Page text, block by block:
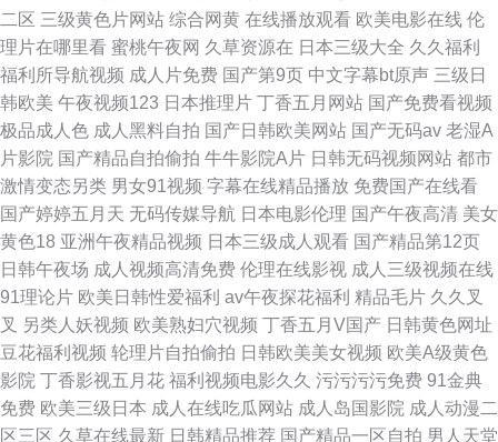
二区 三级黄色片网站 综合网黄 在线播放观看 欧美电影在线 伦
理片在哪里看 蜜桃午夜网 久草资源在 日本三级大全 久久福利
福利所导航视频 成人片免费 国产第9页 中文字幕bt原声 三级日
韩欧美 午夜视频123 日本推理片 丁香五月网站 国产免费看视频
极品成人色 成人黑料自拍 国产日韩欧美网站 国产无码av 老湿A
片影院 国产精品自拍偷拍 牛牛影院A片 日韩无码视频网站 都市
激情变态另类 男女91视频 字幕在线精品播放 免费国产在线看
国产婷婷五月天 无码传媒导航 日本电影伦理 国产午夜高清 美女
黄色18 亚洲午夜精品视频 日本三级成人观看 国产精品第12页
日韩午夜场 成人视频高清免费 伦理在线影视 成人三级视频在线
91理论片 欧美日韩性爱福利 av午夜探花福利 精品毛片 久久叉
叉 另类人妖视频 欧美熟妇穴视频 丁香五月V国产 日韩黄色网址
豆花福利视频 轮理片自拍偷拍 日韩欧美美女视频 欧美A级黄色
影院 丁香影视五月花 福利视频电影久久 污污污污免费 91金典
免费 欧美三级日本 成人在线吃瓜网站 成人岛国影院 成人动漫二
区三区 久草在线最新 日韩精品推荐 国产精品一区自拍 男人天堂